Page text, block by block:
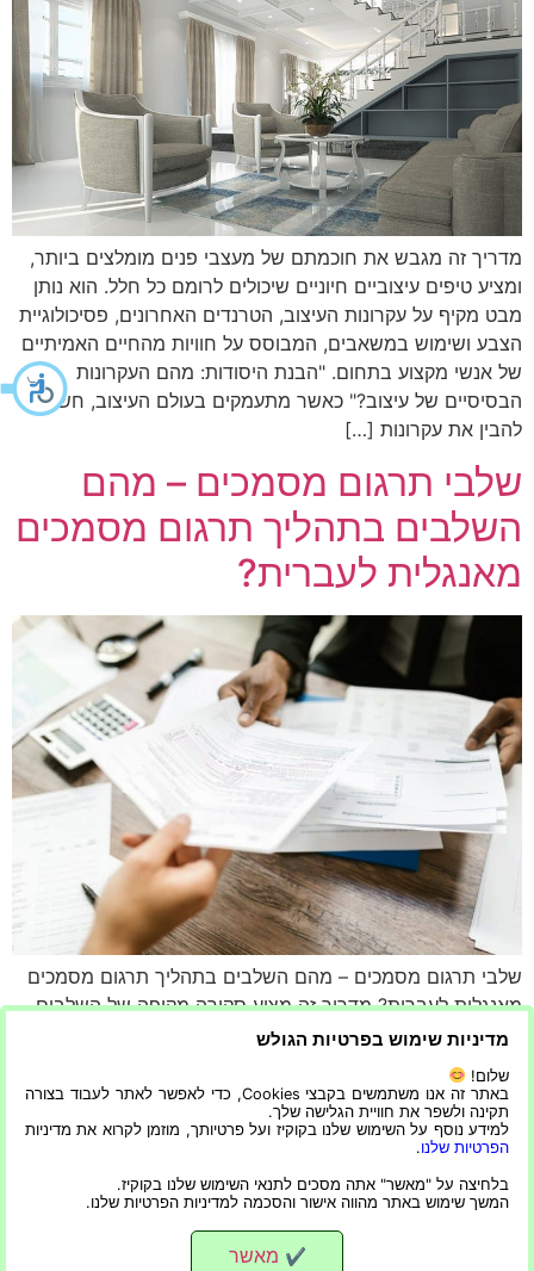
מדריך זה מגבש את חוכמתם של מעצבי פנים מומלצים ביותר,
ומציע טיפים עיצוביים חיוניים שיכולים לרומם כל חלל. הוא נותן
מבט מקיף על עקרונות העיצוב, הטרנדים האחרונים, פסיכולוגיית
הצבע ושימוש במשאבים, המבוסס על חוויות מהחיים האמיתיים
של אנשי מקצוע בתחום. "הבנת היסודות: מהם העקרונות
הבסיסיים של עיצוב?" כאשר מתעמקים בעולם העיצוב, חשוב
להבין את עקרונות […]
שלבי תרגום מסמכים – מהם
השלבים בתהליך תרגום מסמכים
מאנגלית לעברית?
שלבי תרגום מסמכים – מהם השלבים בתהליך תרגום מסמכים
מאנגלית לעברית? מדריך זה מציע סקירה מקיפה של השלבים
הכרוכים בתרגום מסמכים מאנגלית לעברית. מטרתו היא להרוס
את תהליך התרגום, ולהדגיש את החשיבות של ידע לשוני, רגישות
תרבותית ומומחיות טכנית. הוא מספק טיפים מעשיים לכל מי
שמתחיל במשימה, בין אם הוא מתרגם מקצועי או אדם המבקש
[…]
מדיניות שימוש בפרטיות הגולש
שלום!
באתר זה אנו משתמשים בקבצי Cookies, כדי לאפשר לאתר לעבוד בצורה
תקינה ולשפר את חוויית הגלישה שלך.
למידע נוסף על השימוש שלנו בקוקיז ועל פרטיותך, מוזמן לקרוא את מדיניות
הפרטיות שלנו.
בלחיצה על "מאשר" אתה מסכים לתנאי השימוש שלנו בקוקיז.
המשך שימוש באתר מהווה אישור והסכמה למדיניות הפרטיות שלנו.
✔ מאשר